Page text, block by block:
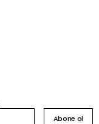
Abone ol